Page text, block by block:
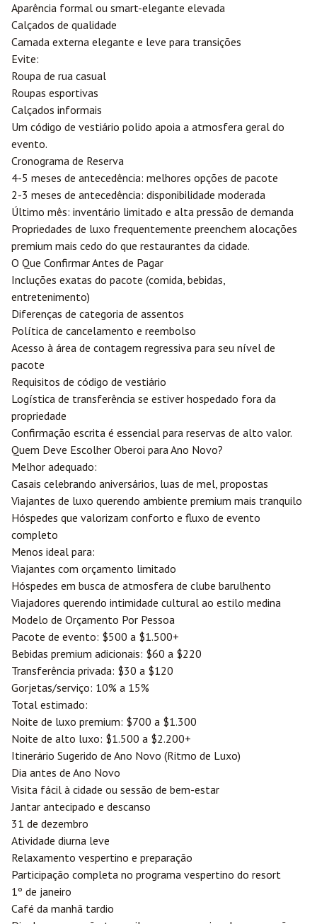
Aparência formal ou smart-elegante elevada
Calçados de qualidade
Camada externa elegante e leve para transições
Evite:
Roupa de rua casual
Roupas esportivas
Calçados informais
Um código de vestiário polido apoia a atmosfera geral do
evento.
Cronograma de Reserva
4-5 meses de antecedência: melhores opções de pacote
2-3 meses de antecedência: disponibilidade moderada
Último mês: inventário limitado e alta pressão de demanda
Propriedades de luxo frequentemente preenchem alocações
premium mais cedo do que restaurantes da cidade.
O Que Confirmar Antes de Pagar
Incluções exatas do pacote (comida, bebidas,
entretenimento)
Diferenças de categoria de assentos
Política de cancelamento e reembolso
Acesso à área de contagem regressiva para seu nível de
pacote
Requisitos de código de vestiário
Logística de transferência se estiver hospedado fora da
propriedade
Confirmação escrita é essencial para reservas de alto valor.
Quem Deve Escolher Oberoi para Ano Novo?
Melhor adequado:
Casais celebrando aniversários, luas de mel, propostas
Viajantes de luxo querendo ambiente premium mais tranquilo
Hóspedes que valorizam conforto e fluxo de evento
completo
Menos ideal para:
Viajantes com orçamento limitado
Hóspedes em busca de atmosfera de clube barulhento
Viajadores querendo intimidade cultural ao estilo medina
Modelo de Orçamento Por Pessoa
Pacote de evento: $500 a $1.500+
Bebidas premium adicionais: $60 a $220
Transferência privada: $30 a $120
Gorjetas/serviço: 10% a 15%
Total estimado:
Noite de luxo premium: $700 a $1.300
Noite de alto luxo: $1.500 a $2.200+
Itinerário Sugerido de Ano Novo (Ritmo de Luxo)
Dia antes de Ano Novo
Visita fácil à cidade ou sessão de bem-estar
Jantar antecipado e descanso
31 de dezembro
Atividade diurna leve
Relaxamento vespertino e preparação
Participação completa no programa vespertino do resort
1º de janeiro
Café da manhã tardio